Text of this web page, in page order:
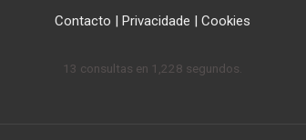
Contacto Privacidade Cookies
13 consultas en 1,228 segundos.